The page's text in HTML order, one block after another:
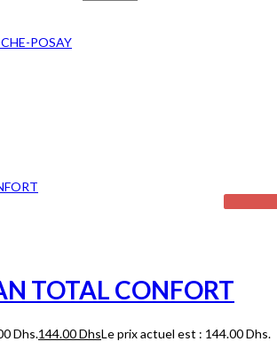
POSAY
TOTAL CONFORT
Dhs.144.00DhsLe prix actuel est : 144.00 Dhs.